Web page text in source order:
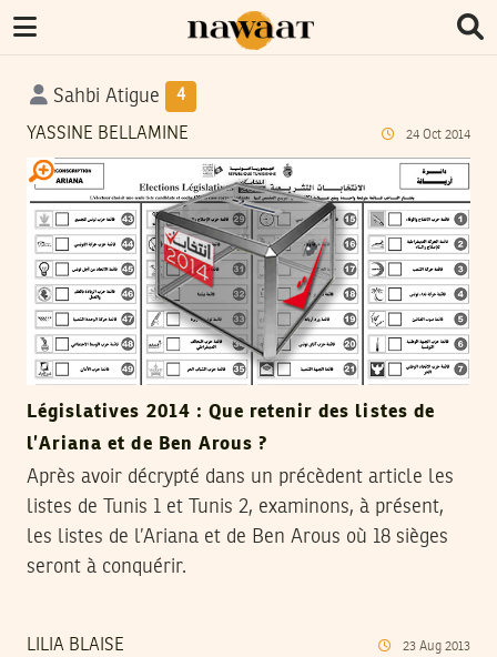
Sahbi Atigue 4
YASSINE BELLAMINE 24 Oct 2014
Législatives 2014 : Que retenir des listes de
l’Ariana et de Ben Arous ?
Après avoir décrypté dans un précèdent article les
listes de Tunis 1 et Tunis 2, examinons, à présent,
les listes de l’Ariana et de Ben Arous où 18 sièges
seront à conquérir.
LILIA BLAISE 23 Aug 2013